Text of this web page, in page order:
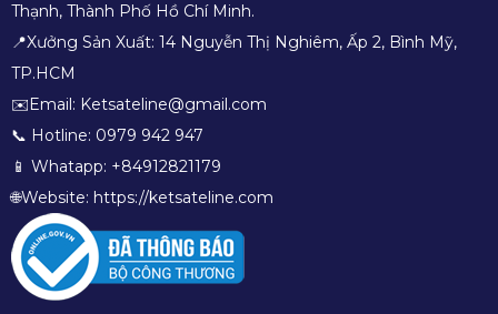
Thạnh, Thành Phố Hồ Chí Minh.
📍Xưởng Sản Xuất: 14 Nguyễn Thị Nghiêm, Ấp 2, Bình Mỹ,
TP.HCM
✉️Email: Ketsateline@gmail.com
📞 Hotline: 0979 942 947
📱 Whatapp: +84912821179
🌐Website: https://ketsateline.com